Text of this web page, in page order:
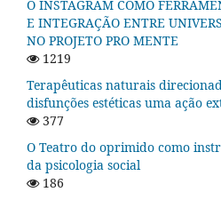
O INSTAGRAM COMO
E INTEGRAÇÃO ENTRE
NO PROJETO PRO MENTE
1219
Terapêuticas naturais
disfunções estéticas uma ação
377
O Teatro do oprimido como
da psicologia social
186